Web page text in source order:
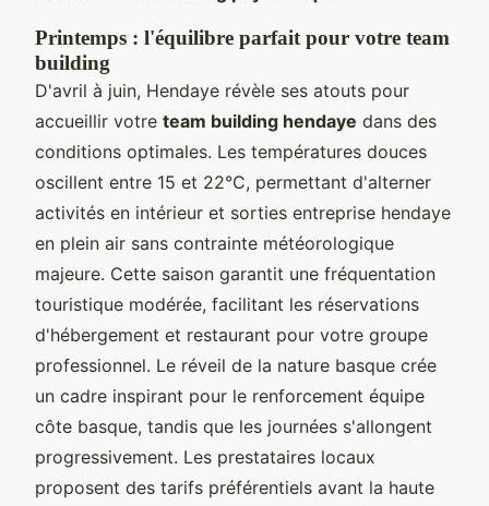
Printemps : l'équilibre parfait pour votre team
building
D'avril à juin, Hendaye révèle ses atouts pour
accueillir votre team building hendaye dans des
conditions optimales. Les températures douces
oscillent entre 15 et 22°C, permettant d'alterner
activités en intérieur et sorties entreprise hendaye
en plein air sans contrainte météorologique
majeure. Cette saison garantit une fréquentation
touristique modérée, facilitant les réservations
d'hébergement et restaurant pour votre groupe
professionnel. Le réveil de la nature basque crée
un cadre inspirant pour le renforcement équipe
côte basque, tandis que les journées s'allongent
progressivement. Les prestataires locaux
proposent des tarifs préférentiels avant la haute